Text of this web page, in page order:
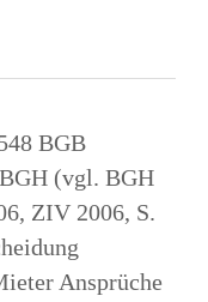
BGB
(vgl. BGH
ZIV 2006, S.
Ansprüche